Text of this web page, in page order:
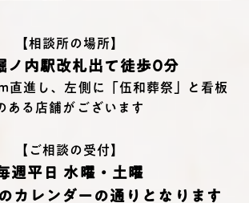
【相談所の場所】
ノ内駅改札出て徒歩0分
直進し、左側に「伍和葬祭」と看板
ある店舗がございます
【ご相談の受付】
週平日 水曜・土曜
カレンダーの通りとなります